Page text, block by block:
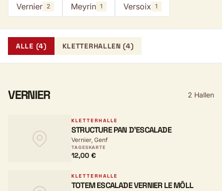
Vernier 2 Meyrin 1 Versoix 1
ALLE (4) KLETTERHALLEN (4)
VERNIER 2 Hallen
KLETTERHALLE
STRUCTURE PAN D'ESCALADE
Vernier, Genf
TAGESKARTE
12,00 €
KLETTERHALLE
TOTEM ESCALADE VERNIER LE MÔLL